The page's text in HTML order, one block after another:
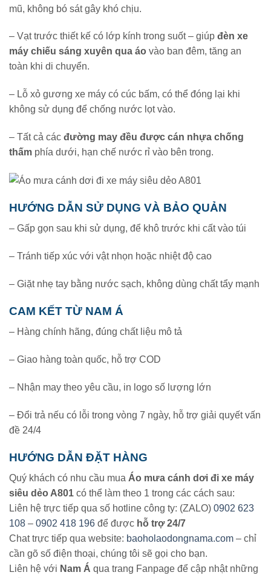
mũ, không bó sát gây khó chịu.
– Vạt trước thiết kế có lớp kính trong suốt – giúp đèn xe
máy chiếu sáng xuyên qua áo vào ban đêm, tăng an
toàn khi di chuyển.
– Lỗ xỏ gương xe máy có cúc bấm, có thể đóng lại khi
không sử dụng để chống nước lọt vào.
– Tất cả các đường may đều được cán nhựa chống
thấm phía dưới, hạn chế nước rỉ vào bên trong.
HƯỚNG DẪN SỬ DỤNG VÀ BẢO QUẢN
– Gấp gọn sau khi sử dụng, để khô trước khi cất vào túi
– Tránh tiếp xúc với vật nhọn hoặc nhiệt độ cao
– Giặt nhẹ tay bằng nước sạch, không dùng chất tẩy mạnh
CAM KẾT TỪ NAM Á
– Hàng chính hãng, đúng chất liệu mô tả
– Giao hàng toàn quốc, hỗ trợ COD
– Nhận may theo yêu cầu, in logo số lượng lớn
– Đổi trả nếu có lỗi trong vòng 7 ngày, hỗ trợ giải quyết vấn
đề 24/4
HƯỚNG DẪN ĐẶT HÀNG
Quý khách có nhu cầu mua Áo mưa cánh dơi đi xe máy
siêu dẻo A801 có thể làm theo 1 trong các cách sau:
Liên hệ trực tiếp qua số hotline công ty: (ZALO) 0902 623
108 – 0902 418 196 để được hỗ trợ 24/7
Chat trực tiếp qua website: baoholaodongnama.com – chỉ
cần gõ số điện thoại, chúng tôi sẽ gọi cho bạn.
Liên hệ với Nam Á qua trang Fanpage để cập nhật những